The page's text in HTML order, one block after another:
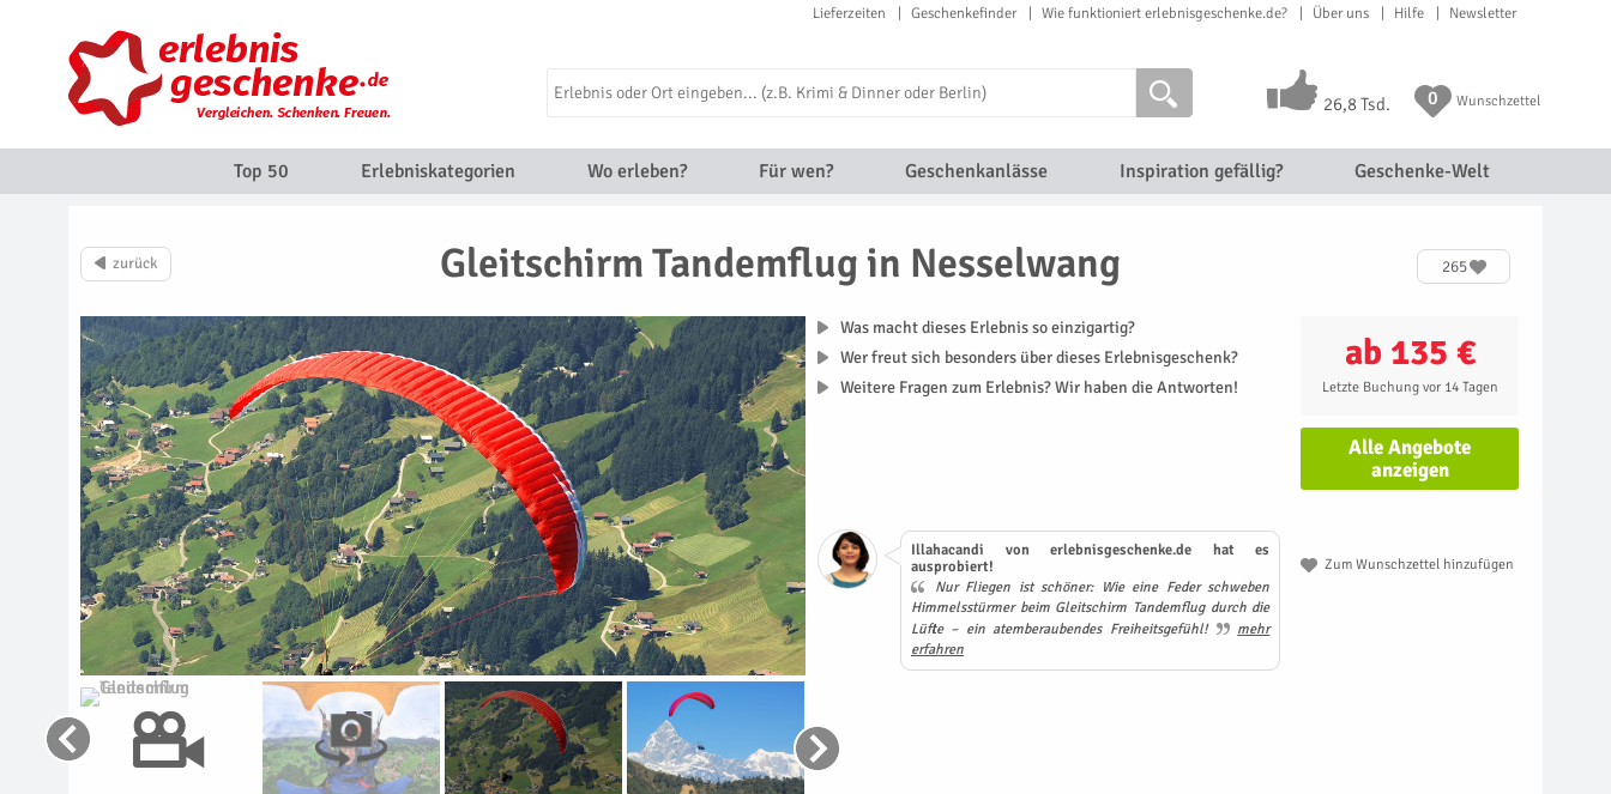
Lieferzeiten Geschenkefinder Wie funktioniert erlebnisgeschenke.de? Über uns Hilfe Newsletter
26,8 Tsd. 0 Wunschzettel
Top 50 Erlebniskategorien Wo erleben? Für wen? Geschenkanlässe Inspiration gefällig? Geschenke-Welt
Gleitschirm Tandemflug in Nesselwang 265
ab 135 €
Letzte Buchung vor 14 Tagen
Alle Angebote
anzeigen
Zum Wunschzettel hinzufügen
Was macht dieses Erlebnis so einzigartig?
Wer freut sich besonders über dieses Erlebnisgeschenk?
Weitere Fragen zum Erlebnis? Wir haben die Antworten!
Illahacandi von erlebnisgeschenke.de hat es
ausprobiert!
Nur Fliegen ist schöner: Wie eine Feder schweben
Himmelsstürmer beim Gleitschirm Tandemflug durch die
Lüfte – ein atemberaubendes Freiheitsgefühl!
mehr
erfahren